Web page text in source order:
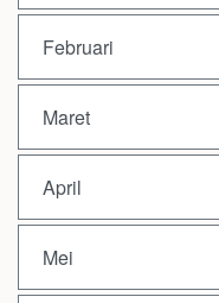
Februari
Maret
April
Mei